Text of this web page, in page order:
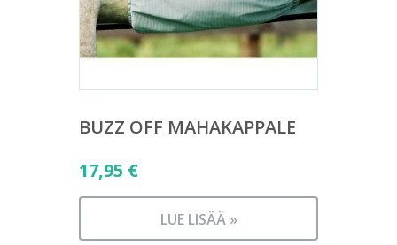
BUZZ OFF MAHAKAPPALE
17,95 €
LUE LISÄÄ »